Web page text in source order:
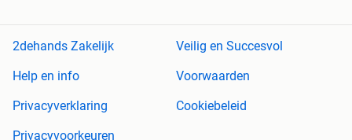
2dehands Zakelijk
Veilig en Succesvol
Help en info
Voorwaarden
Privacyverklaring
Cookiebeleid
Privacyvoorkeuren